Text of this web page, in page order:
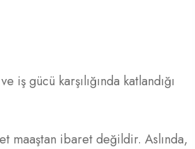
gücü karşılığında katlandığı
maaştan ibaret değildir. Aslında,